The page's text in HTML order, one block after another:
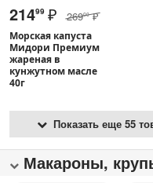
21499 ₽ 26900 ₽
Морская капуста
Мидори Премиум
жареная в
кунжутном масле
40г
Показать еще 55
Макароны,